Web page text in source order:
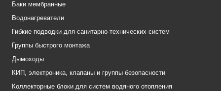
Баки мембранные
Водонагреватели
Гибкие подводки для санитарно-технических систем
Группы быстрого монтажа
Дымоходы
КИП, электроника, клапаны и группы безопасности
Коллекторные блоки для систем водяного отопления